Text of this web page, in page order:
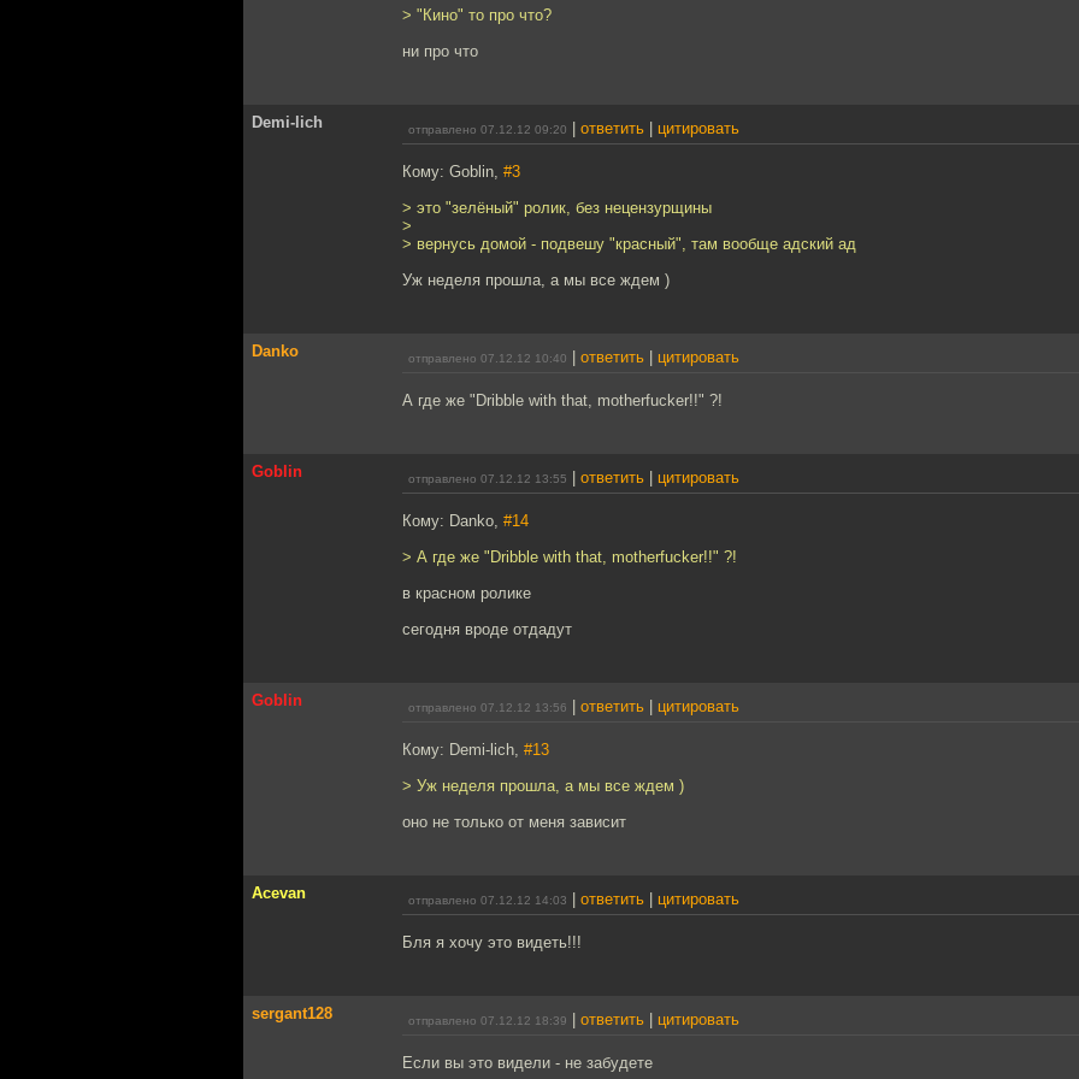
> "Кино" то про что?
ни про что
Demi-lich отправлено 07.12.12 09:20 ответить цитировать
Кому: Goblin, #3
> это "зелёный" ролик, без нецензурщины
>
> вернусь домой - подвешу "красный", там вообще адский ад
Уж неделя прошла, а мы все ждем )
Danko отправлено 07.12.12 10:40 ответить цитировать
А где же "Dribble with that, motherfucker!!" ?!
Goblin отправлено 07.12.12 13:55 ответить цитировать
Кому: Danko, #14
> А где же "Dribble with that, motherfucker!!" ?!
в красном ролике
сегодня вроде отдадут
Goblin отправлено 07.12.12 13:56 ответить цитировать
Кому: Demi-lich, #13
> Уж неделя прошла, а мы все ждем )
оно не только от меня зависит
Acevan отправлено 07.12.12 14:03 ответить цитировать
Бля я хочу это видеть!!!
sergant128 отправлено 07.12.12 18:39 ответить цитировать
Если вы это видели - не забудете